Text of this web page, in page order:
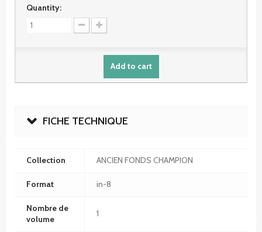
Quantity:
Add to cart
FICHE TECHNIQUE
Collection ANCIEN FONDS CHAMPION
Format in-8
Nombre de
volume
1